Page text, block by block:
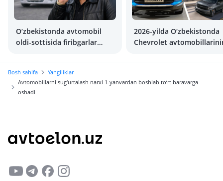
O‘zbekistonda avtomobil
oldi-sottisida firibgarlar
2026-yilda O‘zbekistonda
Chevrolet
Bosh sahifa
Yangiliklar
Avtomobillarni sug‘urtalash narxi 1-yanvardan boshlab to‘rt baravarga
oshadi